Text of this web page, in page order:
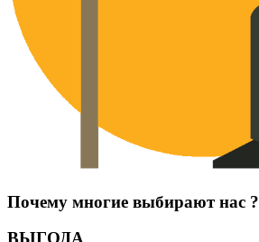
Почему многие выбирают нас ?
ВЫГОДА